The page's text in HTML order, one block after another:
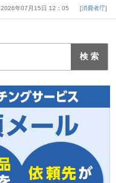
2026年07月15日 12：05 消費者庁